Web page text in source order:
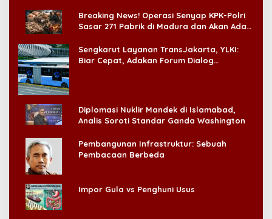
Breaking News! Operasi Senyap KPK-Polri
Sasar 271 Pabrik di Madura dan Akan Ada
Sengkarut Layanan TransJakarta, YLKI:
Biar Cepat, Adakan Forum Dialog
Diplomasi Nuklir Mandek di Islamabad,
Analis Soroti Standar Ganda Washington
Pembangunan Infrastruktur: Sebuah
Pembacaan Berbeda
Impor Gula vs Penghuni Usus